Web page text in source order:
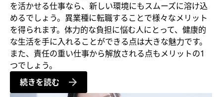
を活かせる仕事なら、新しい環境にもスムーズに溶け込
めるでしょう。異業種に転職することで様々なメリット
を得られます。体力的な負担に悩む人にとって、健康的
な生活を手に入れることができる点は大きな魅力です。
また、責任の重い仕事から解放される点もメリットの1
つでしょう。
続きを読む